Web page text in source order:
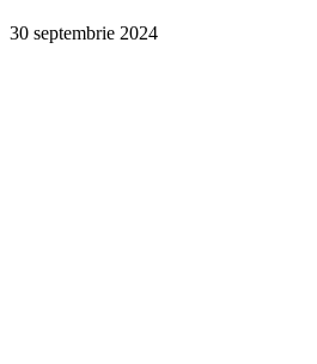
30 septembrie 2024